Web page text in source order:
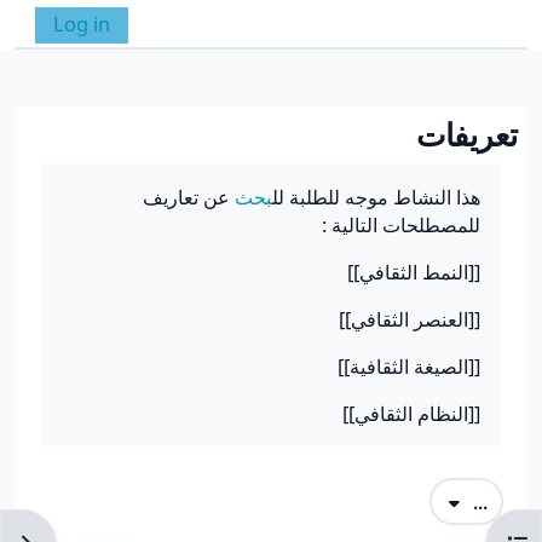
واجهة جانبية
تبديل إدخال البحث
Log in
تعريفات
هذا النشاط موجه للطلبة للبحث عن تعاريف
للمصطلحات التالية :
[[النمط الثقافي]]
[[العنصر الثقافي]]
[[الصيغة الثقافية]]
[[النظام الثقافي]]
... تصدير المصطلحات